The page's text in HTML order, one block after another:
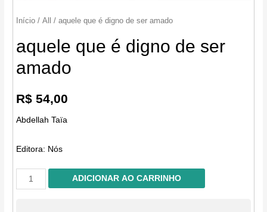
Início /All / aquele que é digno de ser amado
aquele que é digno de ser
amado
R$ 54,00
Abdellah Taïa
Editora: Nós
aquele
que
ADICIONAR AO CARRINHO